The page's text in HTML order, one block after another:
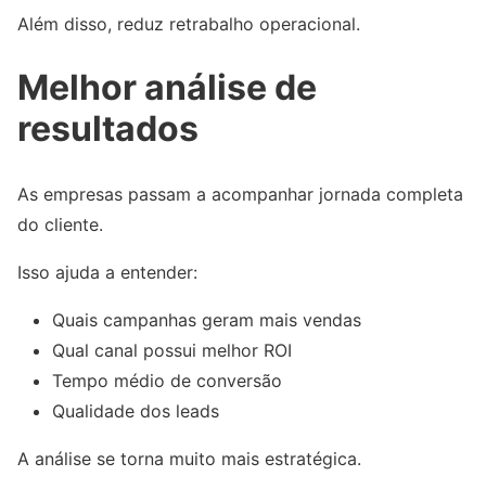
Além disso, reduz retrabalho operacional.
Melhor análise de
resultados
As empresas passam a acompanhar jornada completa
do cliente.
Isso ajuda a entender:
Quais campanhas geram mais vendas
Qual canal possui melhor ROI
Tempo médio de conversão
Qualidade dos leads
A análise se torna muito mais estratégica.